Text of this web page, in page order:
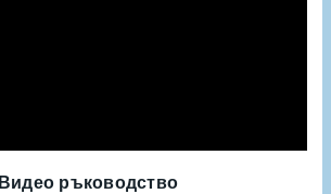
Видео ръководство